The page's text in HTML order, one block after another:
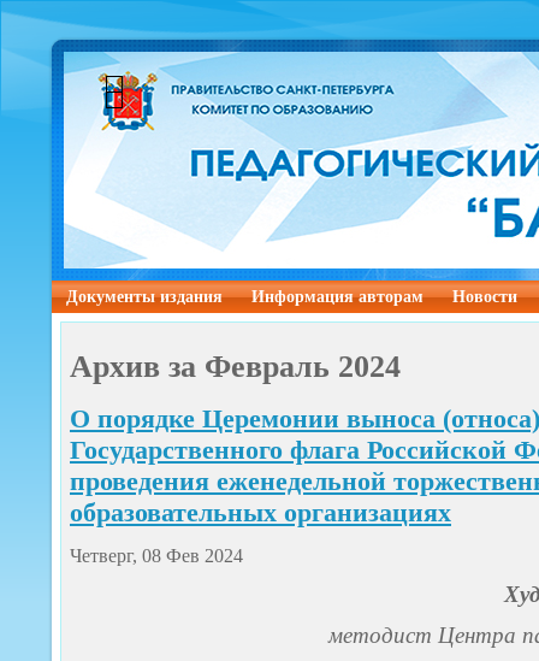
Документы издания Информация авторам Новости
Архив за Февраль 2024
О порядке Церемонии выноса
Государственного флага Российской
проведения еженедельной
образовательных организациях
Четверг, 08 Фев 2024
методист Центра